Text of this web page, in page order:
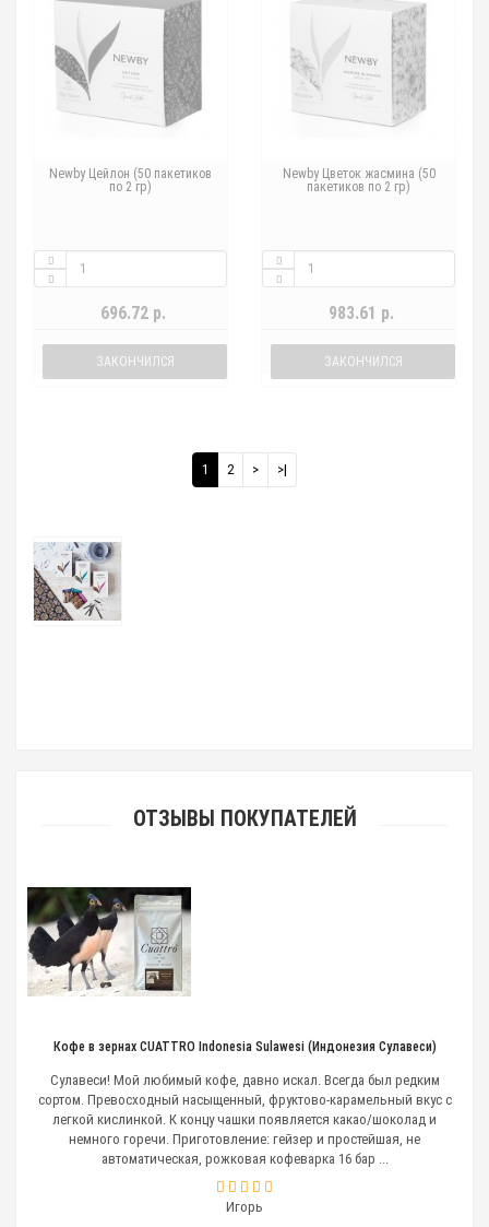
Newby Цейлон (50 пакетиков
по 2 гр)
696.72 р.
ЗАКОНЧИЛСЯ
Newby Цветок жасмина (50
пакетиков по 2 гр)
983.61 р.
ЗАКОНЧИЛСЯ
1 2 > >|
ОТЗЫВЫ ПОКУПАТЕЛЕЙ
Кофе в зернах CUATTRO Indonesia Sulawesi (Индонезия Сулавеси)
Сулавеси! Мой любимый кофе, давно искал. Всегда был редким
сортом. Превосходный насыщенный, фруктово-карамельный вкус с
легкой кислинкой. К концу чашки появляется какао/шоколад и
немного горечи. Приготовление: гейзер и простейшая, не
автоматическая, рожковая кофеварка 16 бар ...
Игорь